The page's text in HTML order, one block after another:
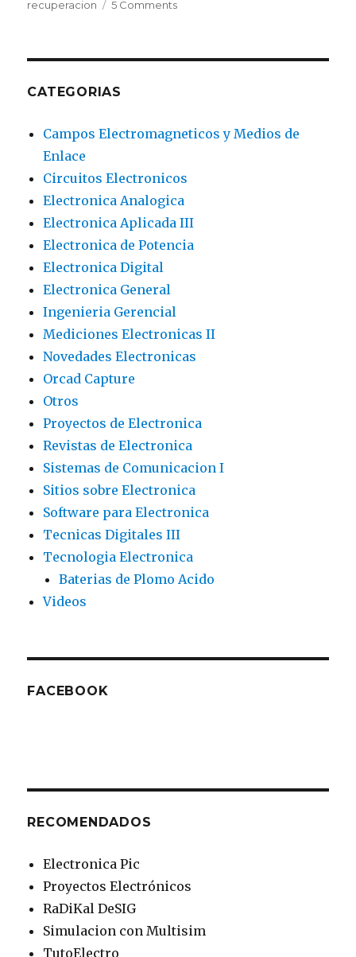
recuperacion
5 Comments
Recuperación
CATEGORIAS
Campos Electromagneticos y Medios de
Enlace
Circuitos Electronicos
Electronica Analogica
Electronica Aplicada III
Electronica de Potencia
Electronica Digital
Electronica General
Ingenieria Gerencial
Mediciones Electronicas II
Novedades Electronicas
Orcad Capture
Otros
Proyectos de Electronica
Revistas de Electronica
Sistemas de Comunicacion I
Sitios sobre Electronica
Software para Electronica
Tecnicas Digitales III
Tecnologia Electronica
Baterias de Plomo Acido
Videos
FACEBOOK
RECOMENDADOS
Electronica Pic
Proyectos Electrónicos
RaDiKal DeSIG
Simulacion con Multisim
TutoElectro